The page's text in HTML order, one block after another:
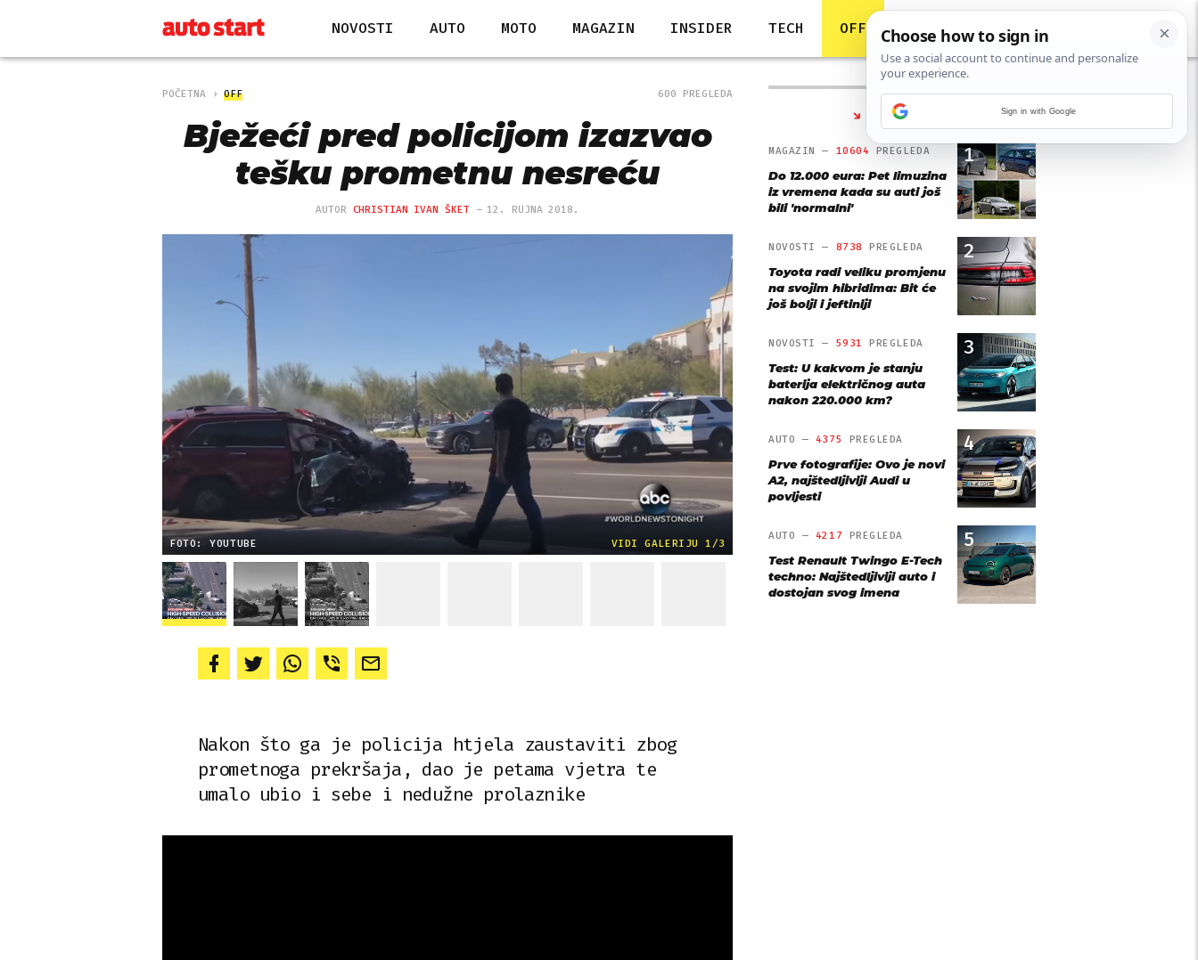
NOVOSTI AUTO MOTO MAGAZIN INSIDER TECH OFF
POČETNA OFF 600 PREGLEDA
Bježeći pred policijom izazvao
tešku prometnu nesreću
AUTOR CHRISTIAN IVAN ŠKET 12. RUJNA 2018.
FOTO: YOUTUBE VIDI GALERIJU 1/3
Nakon što ga je policija htjela zaustaviti zbog
prometnoga prekršaja, dao je petama vjetra te
umalo ubio i sebe i nedužne prolaznike
NAJČITANIJE
1
MAGAZIN — 10604 PREGLEDA
Do 12.000 eura: Pet limuzina
iz vremena kada su auti još
bili 'normalni'
2
NOVOSTI — 8738 PREGLEDA
Toyota radi veliku promjenu
na svojim hibridima: Bit će
još bolji i jeftiniji
3
NOVOSTI — 5931 PREGLEDA
Test: U kakvom je stanju
baterija električnog auta
nakon 220.000 km?
4
AUTO — 4375 PREGLEDA
Prve fotografije: Ovo je novi
A2, najštedljiviji Audi u
povijesti
5
AUTO — 4217 PREGLEDA
Test Renault Twingo E-Tech
techno: Najštedljiviji auto i
dostojan svog imena
Sign in with Google